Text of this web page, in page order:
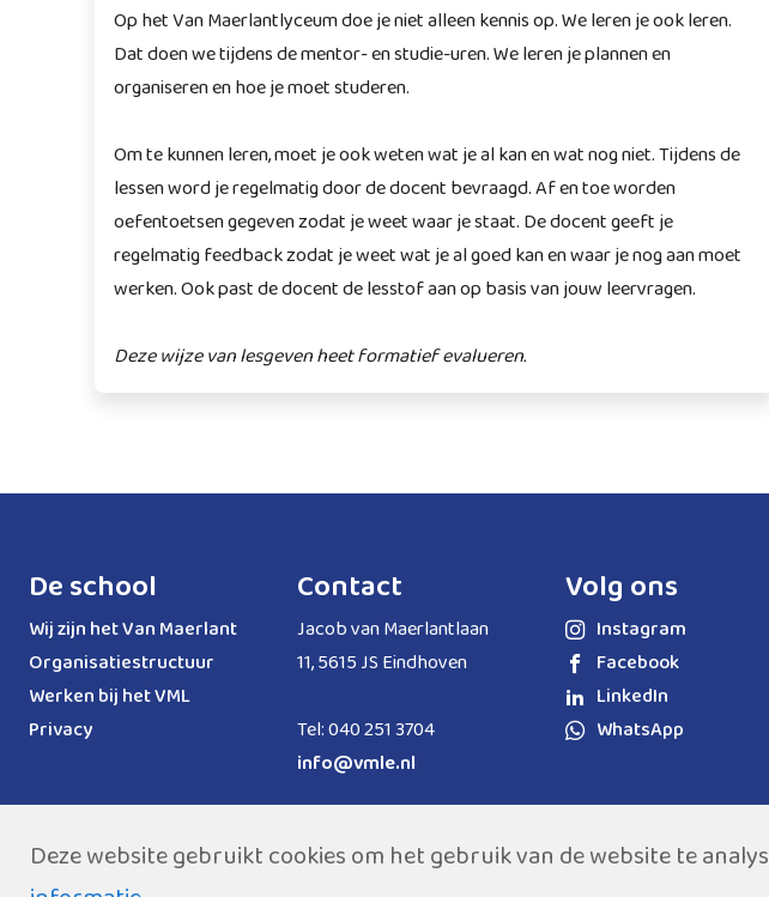
Op het Van Maerlantlyceum doe je niet alleen kennis op. We leren je ook leren.
Dat doen we tijdens de mentor- en studie-uren. We leren je plannen en
organiseren en hoe je moet studeren.
Om te kunnen leren, moet je ook weten wat je al kan en wat nog niet. Tijdens de
lessen word je regelmatig door de docent bevraagd. Af en toe worden
oefentoetsen gegeven zodat je weet waar je staat. De docent geeft je
regelmatig feedback zodat je weet wat je al goed kan en waar je nog aan moet
werken. Ook past de docent de lesstof aan op basis van jouw leervragen.
Deze wijze van lesgeven heet formatief evalueren.
De school
Wij zijn het Van Maerlant
Organisatiestructuur
Werken bij het VML
Privacy
Contact
Jacob van Maerlantlaan
11, 5615 JS Eindhoven
Tel: 040 251 3704
info@vmle.nl
Volg ons
Instagram
Facebook
LinkedIn
WhatsApp
Deze website gebruikt cookies om het gebruik van de website te